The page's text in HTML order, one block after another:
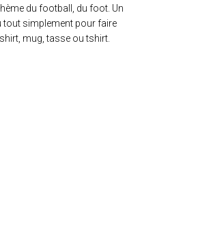
du football, du foot. Un
tout simplement pour faire
mug, tasse ou tshirt.